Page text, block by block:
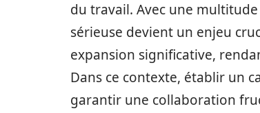
du travail. Avec une
sérieuse devient un enjeu
expansion significative,
Dans ce contexte, établir un
garantir une collaboration